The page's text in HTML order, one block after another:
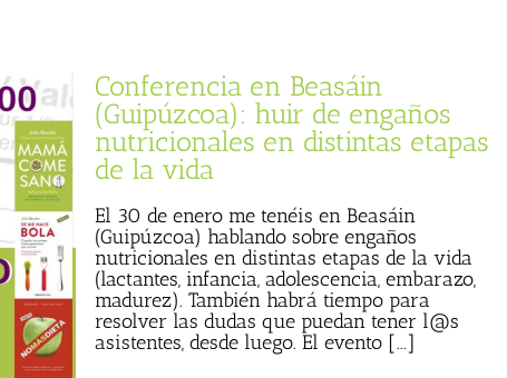
Conferencia en Beasáin
(Guipúzcoa): huir de engaños
nutricionales en distintas etapas
de la vida
El 30 de enero me tenéis en Beasáin
(Guipúzcoa) hablando sobre engaños
nutricionales en distintas etapas de la vida
(lactantes, infancia, adolescencia, embarazo,
madurez). También habrá tiempo para
resolver las dudas que puedan tener l@s
asistentes, desde luego. El evento [...]